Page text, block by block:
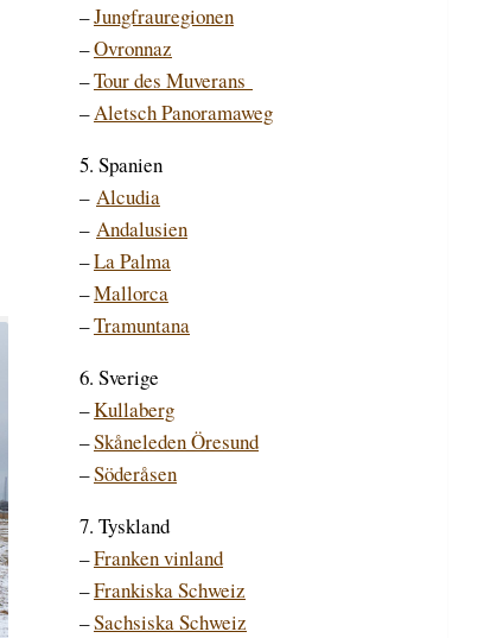
–Jungfrauregionen
–Ovronnaz
–Tour des Muverans
–Aletsch Panoramaweg
5. Spanien
– Alcudia
– Andalusien
–La Palma
–Mallorca
–Tramuntana
6. Sverige
–Kullaberg
–Skåneleden Öresund
–Söderåsen
7. Tyskland
–Franken vinland
–Frankiska Schweiz
–Sachsiska Schweiz